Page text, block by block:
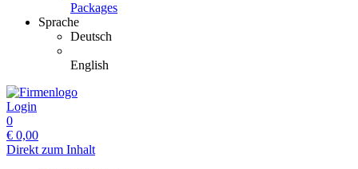
Packages
Sprache
Deutsch
English
Login
0
€ 0,00
Direkt zum Inhalt